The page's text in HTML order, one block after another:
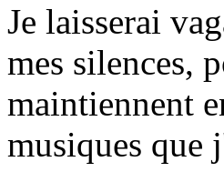
Je laisserai
mes silences,
maintiennent
musiques que